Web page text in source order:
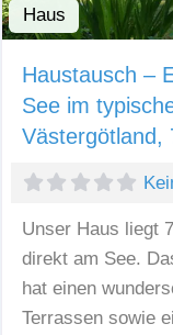
Haus
Haustausch –
See im
Västergötland,
Unser Haus liegt
direkt am See.
hat einen
Terrassen sowie